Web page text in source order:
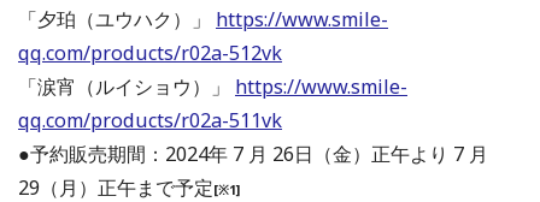
「⼣珀（ユウハク）」 https://www.smile-
qq.com/products/r02a-512vk
「涙宵（ルイショウ）」 https://www.smile-
qq.com/products/r02a-511vk
●予約販売期間：2024年 7 ⽉ 26⽇（⾦）正午より 7 ⽉
29（⽉）正午まで予定[※1]